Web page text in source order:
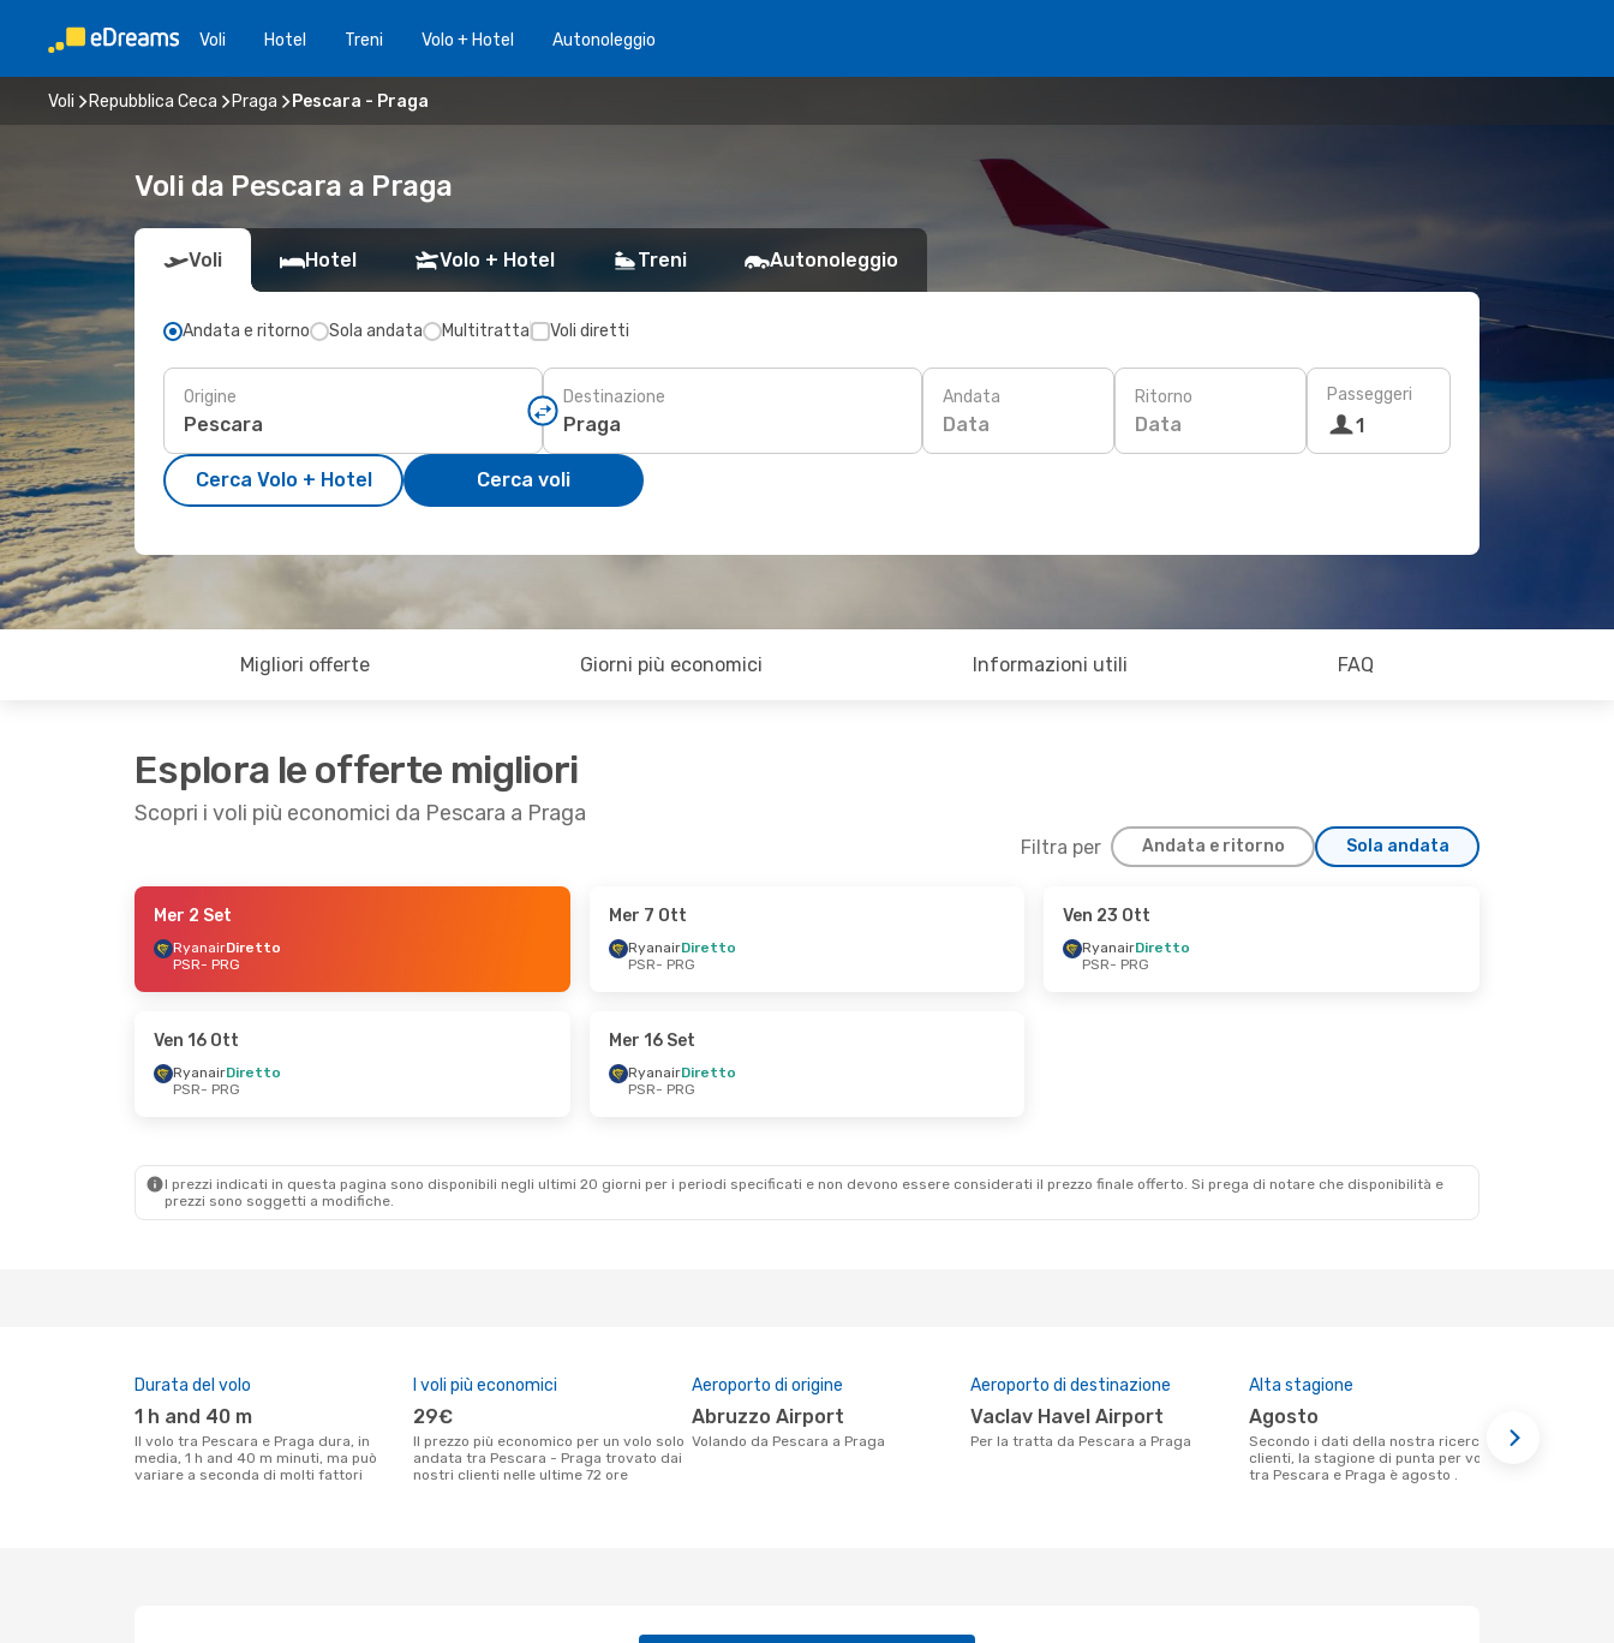
Voli Hotel Treni Volo + Hotel Autonoleggio
Voli Repubblica Ceca Praga Pescara - Praga
Voli da Pescara a Praga
Voli Hotel Volo + Hotel Treni Autonoleggio
Andata e ritorno Sola andata Multitratta Voli diretti
Origine Destinazione Andata
Data
Ritorno
Data
Passeggeri
1
Cerca Volo + Hotel Cerca voli
Migliori offerte Giorni più economici Informazioni utili FAQ
Esplora le offerte migliori
Scopri i voli più economici da Pescara a Praga
Filtra per Andata e ritorno Sola andata
- Mer 21 Ott
- Dom 6 Set
PRG
- PSR - PSR
Mer 2 Set
RyanairDiretto
PSR- PRG
Mer 7 Ott
RyanairDiretto
PSR- PRG
Ven 23 Ott
RyanairDiretto
PSR- PRG
Ven 16 Ott
RyanairDiretto
PSR- PRG
Mer 16 Set
RyanairDiretto
PSR- PRG
I prezzi indicati in questa pagina sono disponibili negli ultimi 20 giorni per i periodi specificati e non devono essere considerati il ​​prezzo finale offerto. Si prega di notare che disponibilità e
prezzi sono soggetti a modifiche.
Durata del volo
1 h and 40 m
Il volo tra Pescara e Praga dura, in
media, 1 h and 40 m minuti, ma può
variare a seconda di molti fattori
I voli più economici
29€
Il prezzo più economico per un volo solo
andata tra Pescara - Praga trovato dai
nostri clienti nelle ultime 72 ore
Aeroporto di origine
Abruzzo Airport
Volando da Pescara a Praga
Aeroporto di destinazione
Vaclav Havel Airport
Per la tratta da Pescara a Praga
Alta stagione
agosto
Secondo i dati della nostra ricerca
clienti, la stagione di punta per volare
tra Pescara e Praga è agosto .